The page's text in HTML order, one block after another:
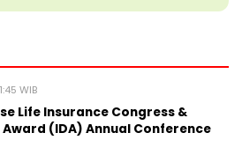
WIB
Life Insurance Congress &
(IDA) Annual Conference